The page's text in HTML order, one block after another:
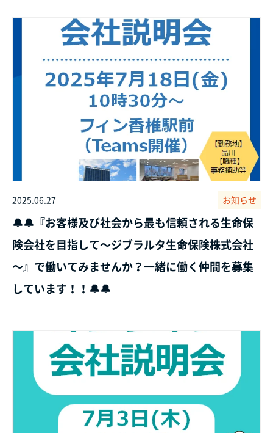
2025.06.27 お知らせ
🔔🔔『お客様及び社会から最も信頼される生命保
険会社を目指して～ジブラルタ生命保険株式会社
～』で働いてみませんか？一緒に働く仲間を募集
しています！！🔔🔔